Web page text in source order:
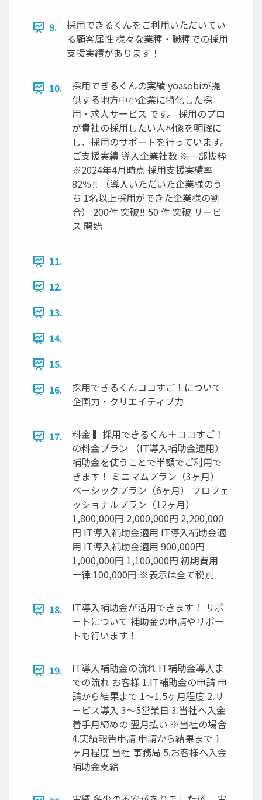
9.
採用できるくんをご利用いただいてい
る顧客属性 様々な業種・職種での採用
支援実績があります！
10.
採用できるくんの実績 yoasobiが提
供する地方中小企業に特化した採
用・求人サービス です。 採用のプロ
が貴社の採用したい人材像を明確に
し、採用のサポートを行っています。
ご支援実績 導入企業社数 ※一部抜粋
※2024年4月時点 採用支援実績率
82％‼ （導入いただいた企業様のう
ち 1名以上採用ができた企業様の割
合） 200件 突破‼ 50 件 突破 サービ
ス 開始
11.
12.
13.
14.
15.
16.
採用できるくんココすご！について
企画力・クリエイティブ力
17.
料金 ▍採用できるくん＋ココすご！
の料金プラン （IT導入補助金適用）
補助金を使うことで半額でご利用で
きます！ ミニマムプラン（3ヶ月）
ベーシックプラン（6ヶ月） プロフェ
ッショナルプラン（12ヶ月）
1,800,000円 2,000,000円 2,200,000
円 IT導入補助金適用 IT導入補助金適
用 IT導入補助金適用 900,000円
1,000,000円 1,100,000円 初期費用
一律 100,000円 ※表示は全て税別
18.
IT導入補助金が活用できます！ サポ
ートについて 補助金の申請やサポー
トも行います！
19.
IT導入補助金の流れ IT補助金導入ま
での流れ お客様 1.IT補助金の申請 申
請から結果まで 1〜1.5ヶ月程度 2.サ
ービス導入 3〜5営業日 3.当社へ入金
着手月締めの 翌月払い ※当社の場合
4.実績報告申請 申請から結果まで 1
ヶ月程度 当社 事務局 5.お客様へ入金
補助金支給